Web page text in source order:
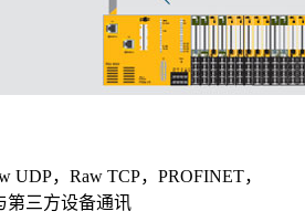
UDP，Raw TCP，PROFINET，
第三方设备通讯